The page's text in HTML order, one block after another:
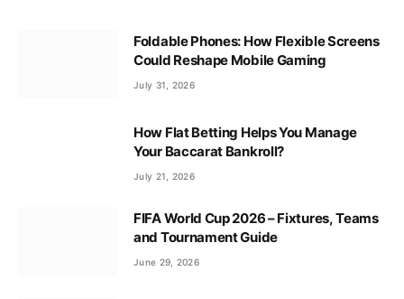
Foldable Phones: How Flexible Screens
Could Reshape Mobile Gaming
July 31, 2026
How Flat Betting Helps You Manage
Your Baccarat Bankroll?
July 21, 2026
FIFA World Cup 2026 – Fixtures, Teams
and Tournament Guide
June 29, 2026